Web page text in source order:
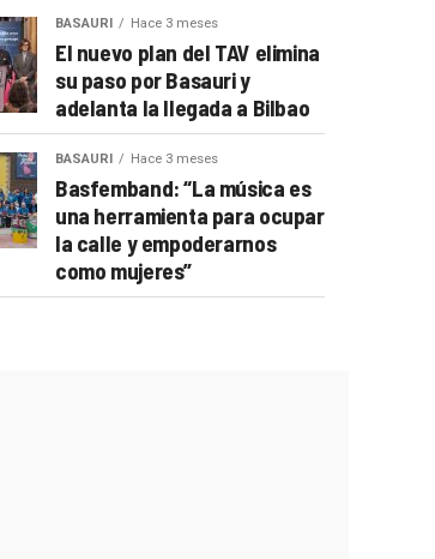
BASAURI Hace 3 meses
El nuevo plan del TAV elimina
su paso por Basauri y
adelanta la llegada a Bilbao
BASAURI Hace 3 meses
Basfemband: “La música es
una herramienta para ocupar
la calle y empoderarnos
como mujeres”